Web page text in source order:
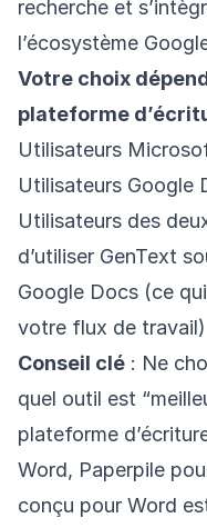
recherche et
l’écosystème
Votre choix
plateforme
Utilisateurs
Utilisateurs Google
Utilisateurs des
d’utiliser GenText
Google Docs (ce
votre flux de travail)
Conseil clé : Ne
quel outil est
plateforme
Word, Paperpile
conçu pour Word